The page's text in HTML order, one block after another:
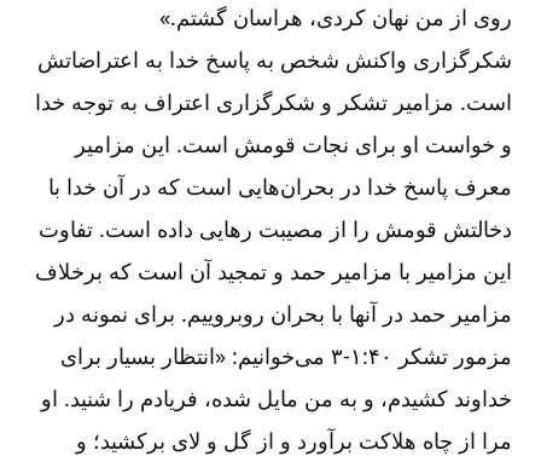
روی از من نهان کردی، هراسان گشتم.»
شکرگزاری واکنش شخص به پاسخ خدا به اعتراضاتش
است. مزامیر تشکر و شکرگزاری اعتراف به توجه خدا
و خواست او برای نجات قومش است. این مزامیر
معرف پاسخ خدا در بحران‌‌هایی است که در آن خدا با
دخالتش قومش را از مصیبت رهایی داده است. تفاوت
این مزامیر با مزامیر حمد و تمجید آن است که برخلاف
مزامیر حمد در آنها با بحران روبروییم. برای نمونه در
مزمور تشکر ۴۰:‏۱-‏‏‏‏‏۳ می‌‌خوانیم: «انتظار بسیار برای
خداوند کشیدم، و به من مایل شده، فریادم را شنید. او
مرا از چاه هلاکت برآورد و از گل و لای برکشید؛ و